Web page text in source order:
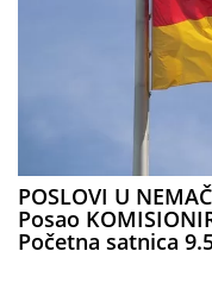
POSLOVI U
Posao
Početna satnica